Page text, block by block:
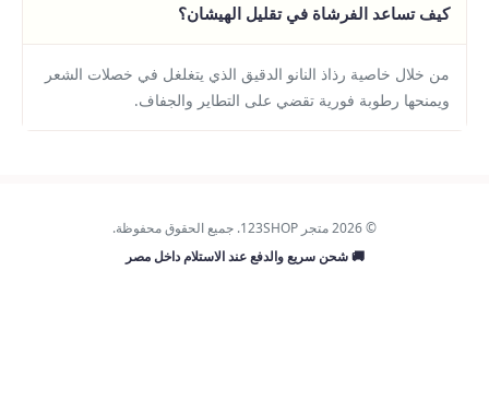
كيف تساعد الفرشاة في تقليل الهيشان؟
من خلال خاصية رذاذ النانو الدقيق الذي يتغلغل في خصلات الشعر
ويمنحها رطوبة فورية تقضي على التطاير والجفاف.
© 2026 متجر 123SHOP. جميع الحقوق محفوظة.
🚚 شحن سريع والدفع عند الاستلام داخل مصر